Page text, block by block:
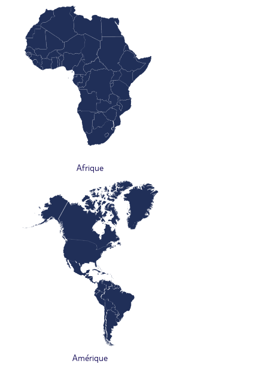
Afrique
Amérique